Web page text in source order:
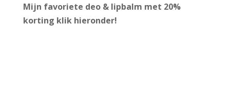
Mijn favoriete deo & lipbalm met 20%
korting klik hieronder!